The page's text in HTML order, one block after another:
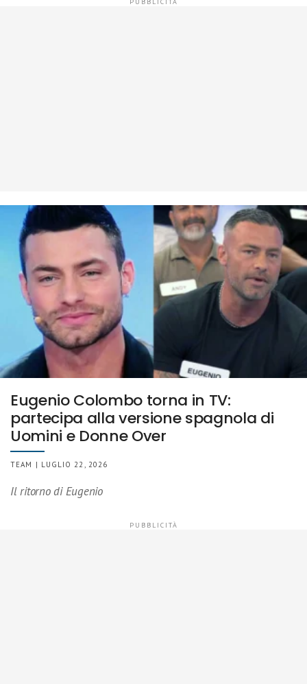
Eugenio Colombo torna in TV:
partecipa alla versione spagnola di
Uomini e Donne Over
TEAM | LUGLIO 22, 2026
Il ritorno di Eugenio